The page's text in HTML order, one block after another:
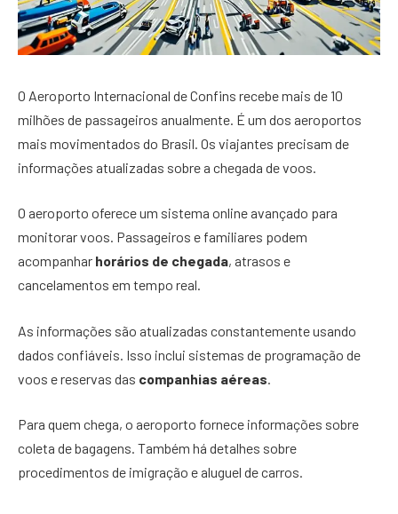
O Aeroporto Internacional de Confins recebe mais de 10
milhões de passageiros anualmente. É um dos aeroportos
mais movimentados do Brasil. Os viajantes precisam de
informações atualizadas sobre a chegada de voos.
O aeroporto oferece um sistema online avançado para
monitorar voos. Passageiros e familiares podem
acompanhar horários de chegada, atrasos e
cancelamentos em tempo real.
As informações são atualizadas constantemente usando
dados confiáveis. Isso inclui sistemas de programação de
voos e reservas das companhias aéreas
Para quem chega, o aeroporto fornece informações sobre
coleta de bagagens. Também há detalhes sobre
procedimentos de imigração e aluguel de carros.